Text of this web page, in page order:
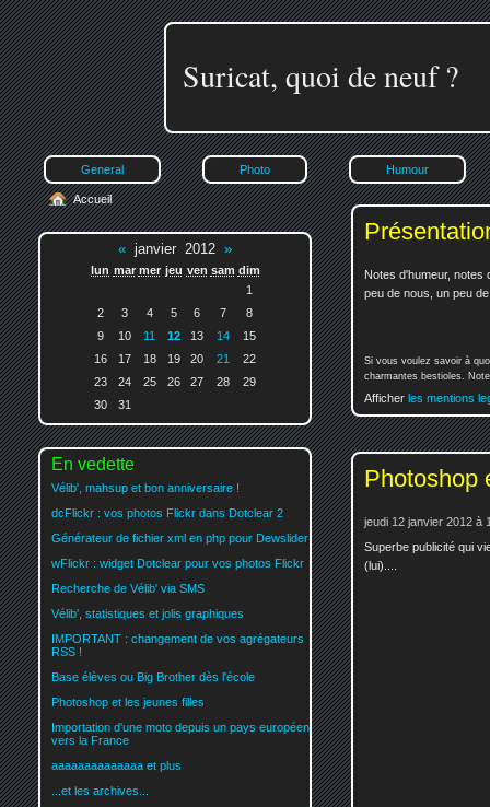
Suricat, quoi de neuf ?
General Photo Humour
Notes d'humeur, notes
peu de nous, un peu
Si vous voulez savoir à
charmantes bestioles.
Afficher les mentions
Photoshop
jeudi 12 janvier 2012 à
Superbe publicité qui
(lui)....
Accueil
« janvier 2012 »
lun mar mer jeu ven sam dim
1
2
3 4 5 6 7
8
9
10 11 12 13 14
15
16
17 18 19 20 21
22
23
24 25 26 27 28
29
30
31
En vedette
Vélib', mahsup et bon anniversaire !
dcFlickr : vos photos Flickr dans Dotclear 2
Générateur de fichier xml en php pour Dewslider
wFlickr : widget Dotclear pour vos photos Flickr
Recherche de Vélib' via SMS
Vélib', statistiques et jolis graphiques
IMPORTANT : changement de vos agrégateurs
RSS !
Base élèves ou Big Brother dès l'école
Photoshop et les jeunes filles
Importation d'une moto depuis un pays européen
vers la France
aaaaaaaaaaaaaa et plus
...et les archives...